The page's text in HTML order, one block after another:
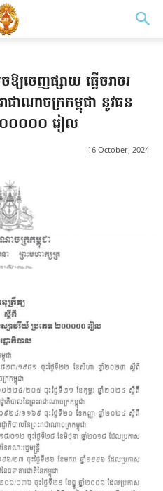
ឱ្យចេញផ្សាយ ធ្វើចរាចរ
ាជាណាចក្រកម្ពុជា នូវធន
០០០០០ រៀល
16 October, 2024